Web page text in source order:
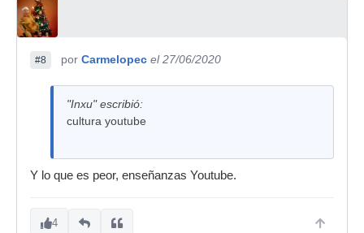
#8 por Carmelopec el 27/06/2020
"Inxu" escribió:
cultura youtube
Y lo que es peor, enseñanzas Youtube.
4